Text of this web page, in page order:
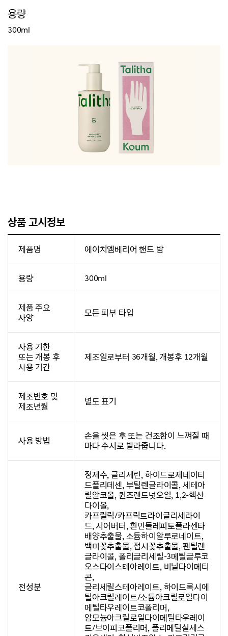
용량
300ml
상품 고시정보
제품명 에이치엠베리어 핸드 밤
용량 300ml
제품 주요
사양
모든 피부 타입
사용 기한
또는 개봉 후
사용 기간
제조일로부터 36개월, 개봉후 12개월
제조번호 및
제조년월
별도 표기
사용 방법
손을 씻은 후 또는 건조함이 느껴질 때
마다 수시로 발라줍니다.
전성분
정제수, 글리세린, 하이드로제네이티
드폴리데센, 부틸렌글라이콜, 세테아
릴알코올, 퀸즈랜드넛오일, 1,2-헥산
다이올,
카프릴릭/카프릭트라이글리세라이
드, 시어버터, 흰민들레피토플라센타
배양추출물, 소듐하이알루로네이트,
백미꽃추출물, 접시꽃추출물, 펜틸렌
글라이콜, 폴리글리세릴-3메틸글루코
오스다이스테아레이트, 비닐다이메티
콘,
글리세릴스테아레이트, 하이드록시에
틸아크릴레이트/소듐아크릴로일다이
메틸타우레이트코폴리머,
암모늄아크릴로일다이메틸타우레이
트/브이피코폴리머, 폴리메틸실세스